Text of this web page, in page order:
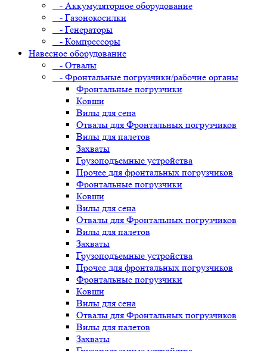
- Аккумуляторное оборудование
- Газонокосилки
- Генераторы
- Компрессоры
Навесное оборудование
- Отвалы
- Фронтальные погрузчики/рабочие органы
Фронтальные погрузчики
Ковши
Вилы для сена
Отвалы для Фронтальных погрузчиков
Вилы для палетов
Захваты
Грузоподъемные устройства
Прочее для фронтальных погрузчиков
Фронтальные погрузчики
Ковши
Вилы для сена
Отвалы для Фронтальных погрузчиков
Вилы для палетов
Захваты
Грузоподъемные устройства
Прочее для фронтальных погрузчиков
Фронтальные погрузчики
Ковши
Вилы для сена
Отвалы для Фронтальных погрузчиков
Вилы для палетов
Захваты